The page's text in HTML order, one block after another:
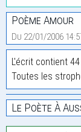
Poème Amour
Du 22/01/2006
L'écrit contient
Toutes les
Le Poète À